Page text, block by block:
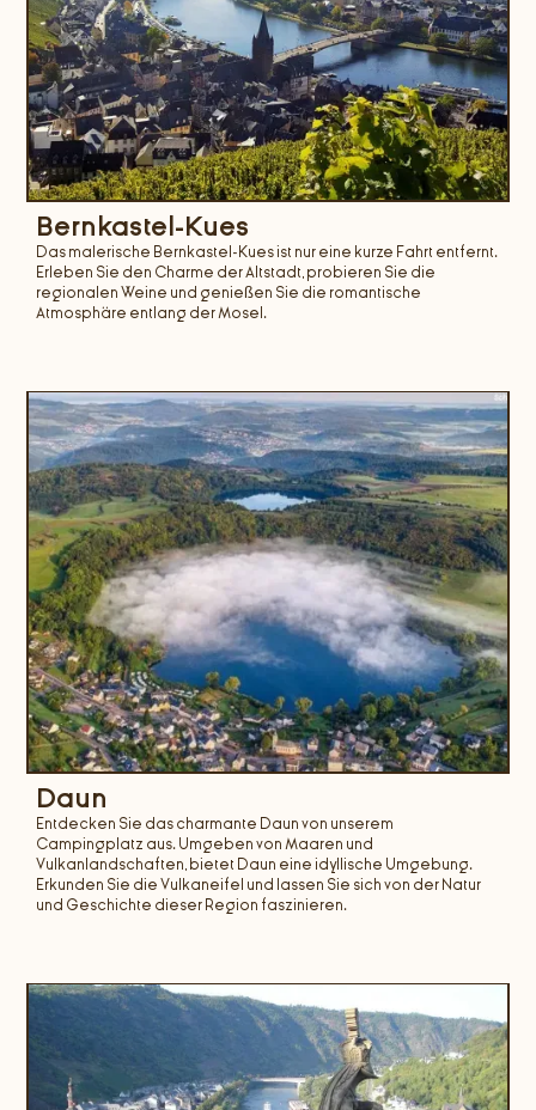
Bernkastel-Kues
Das malerische Bernkastel-Kues ist nur eine kurze Fahrt entfernt.
Erleben Sie den Charme der Altstadt, probieren Sie die
regionalen Weine und genießen Sie die romantische
Atmosphäre entlang der Mosel.
Daun
Entdecken Sie das charmante Daun von unserem
Campingplatz aus. Umgeben von Maaren und
Vulkanlandschaften, bietet Daun eine idyllische Umgebung.
Erkunden Sie die Vulkaneifel und lassen Sie sich von der Natur
und Geschichte dieser Region faszinieren.